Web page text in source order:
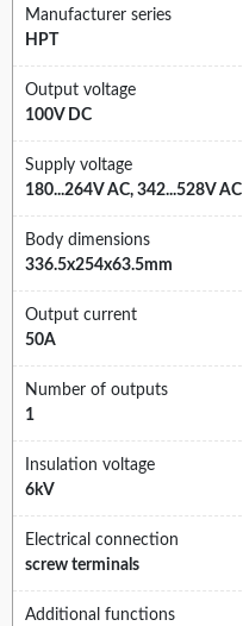
Manufacturer series
HPT
Output voltage
100V DC
Supply voltage
180...264V AC, 342...528V AC
Body dimensions
336.5x254x63.5mm
Output current
50A
Number of outputs
1
Insulation voltage
6kV
Electrical connection
screw terminals
Additional functions